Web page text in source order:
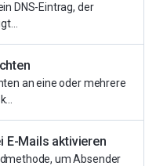
DNS-Eintrag, der
an eine oder mehrere
E-Mails aktivieren
um Absender